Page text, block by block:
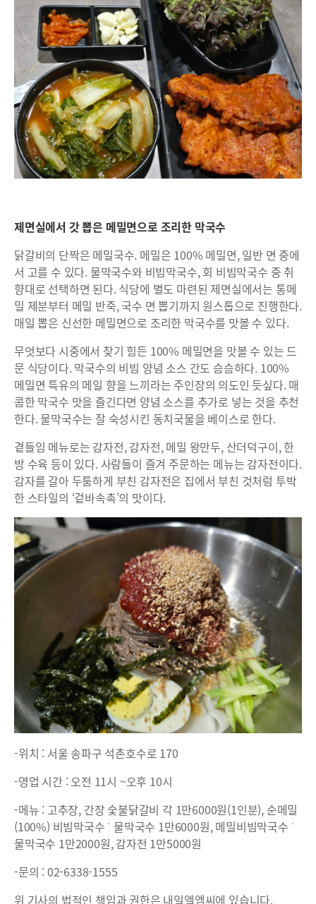
제면실에서 갓 뽑은 메밀면으로 조리한 막국수
닭갈비의 단짝은 메밀국수. 메밀은 100% 메밀면, 일반 면 중에
서 고를 수 있다. 물막국수와 비빔막국수, 회 비빔막국수 중 취
향대로 선택하면 된다. 식당에 별도 마련된 제면실에서는 통메
밀 제분부터 메밀 반죽, 국수 면 뽑기까지 원스톱으로 진행한다.
매일 뽑은 신선한 메밀면으로 조리한 막국수를 맛볼 수 있다.
무엇보다 시중에서 찾기 힘든 100% 메밀면을 맛볼 수 있는 드
문 식당이다. 막국수의 비빔 양념 소스 간도 슴슴하다. 100%
메밀면 특유의 메일 향을 느끼라는 주인장의 의도인 듯싶다. 매
콤한 막국수 맛을 즐긴다면 양념 소스를 추가로 넣는 것을 추천
한다. 물막국수는 잘 숙성시킨 동치국물을 베이스로 한다.
곁들임 메뉴로는 감자전, 감자전, 메밀 왕만두, 산더덕구이, 한
방 수육 등이 있다. 사람들이 즐겨 주문하는 메뉴는 감자전이다.
감자를 갈아 두툼하게 부친 감자전은 집에서 부친 것처럼 투박
한 스타일의 ‘겉바속촉’의 맛이다.
-위치 : 서울 송파구 석촌호수로 170
-영업 시간 : 오전 11시 ~오후 10시
-메뉴 : 고추장, 간장 숯불닭갈비 각 1만6000원(1인분), 순메밀
(100%) 비빔막국수 ˙ 물막국수 1만6000원, 메밀비빔막국수 ˙
물막국수 1만2000원, 감자전 1만5000원
-문의 : 02-6338-1555
위 기사의 법적인 책임과 권한은 내일엘엠씨에 있습니다.